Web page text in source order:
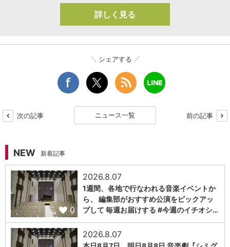
詳しく見る
シェアする
次の記事 ニュース一覧 前の記事
NEW 新着記事
0
2026.8.07
1週間、各地で行なわれる音楽イベントか
ら、 編集部がおすすめ公演をピックアッ
プして 毎週お届けする #今週のイチオシ…
2026.8.07